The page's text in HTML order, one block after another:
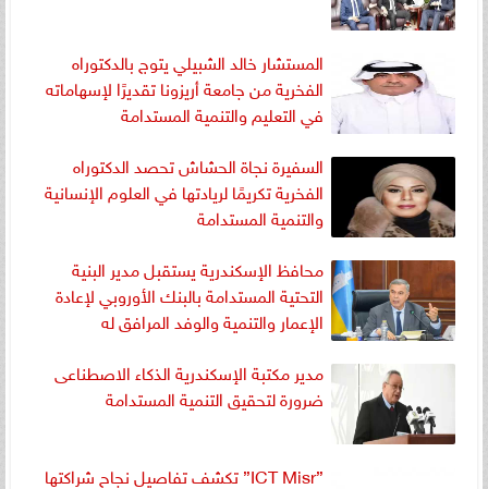
المستشار خالد الشبيلي يتوج بالدكتوراه
الفخرية من جامعة أريزونا تقديرًا لإسهاماته
في التعليم والتنمية المستدامة
السفيرة نجاة الحشاش تحصد الدكتوراه
الفخرية تكريمًا لريادتها في العلوم الإنسانية
والتنمية المستدامة
محافظ الإسكندرية يستقبل مدير البنية
التحتية المستدامة بالبنك الأوروبي لإعادة
الإعمار والتنمية والوفد المرافق له
مدير مكتبة الإسكندرية الذكاء الاصطناعى
ضرورة لتحقيق التنمية المستدامة
”ICT Misr” تكشف تفاصيل نجاح شراكتها